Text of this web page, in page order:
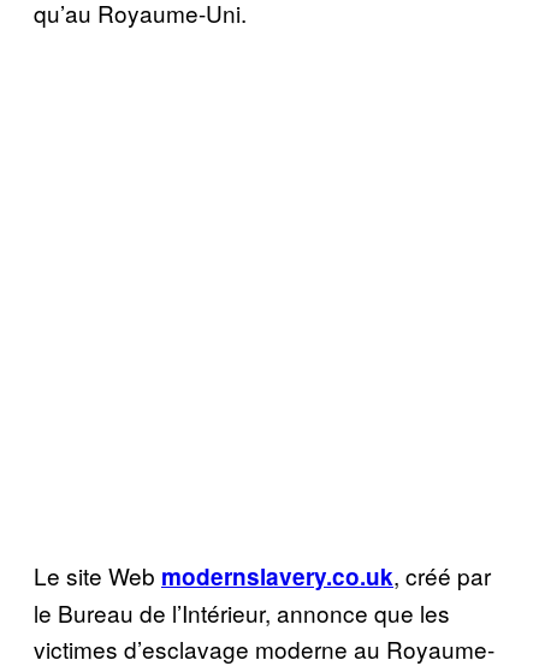
qu’au Royaume-Uni.
Le site Web modernslavery.co.uk, créé par
le Bureau de l’Intérieur, annonce que les
victimes d’esclavage moderne au Royaume-